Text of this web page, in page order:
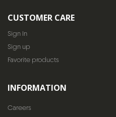
CUSTOMER CARE
Sign In
Sign up
Favorite products
INFORMATION
Careers